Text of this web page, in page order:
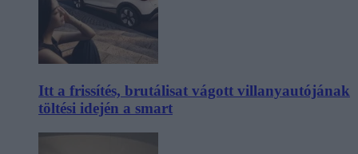
Itt a frissítés, brutálisat vágott villanyautójának
töltési idején a smart